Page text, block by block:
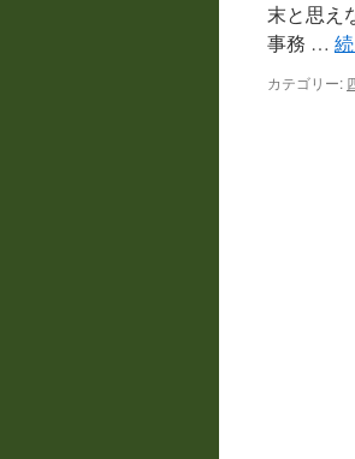
ス
キ
末と思え
事務 …
カテゴリー: